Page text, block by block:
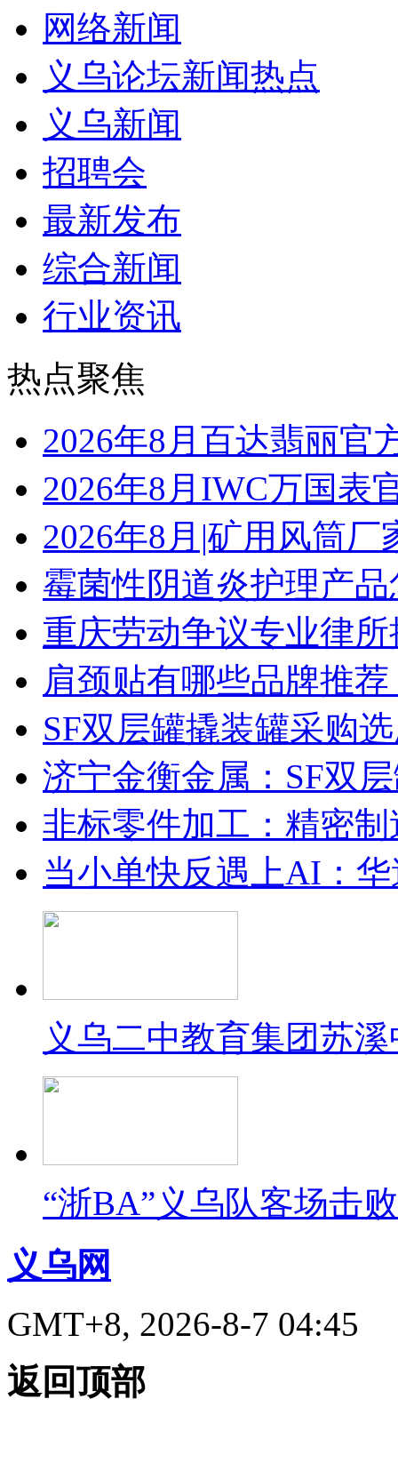
网络新闻
义乌论坛新闻热点
义乌新闻
招聘会
最新发布
综合新闻
行业资讯
热点聚焦
2026年8月百达翡丽官
2026年8月IWC万国表
2026年8月|矿用风筒厂
霉菌性阴道炎护理产
重庆劳动争议专业律
肩颈贴有哪些品牌推
SF双层罐撬装罐采购
济宁金衡金属：SF双
非标零件加工：精密
当小单快反遇上AI：
义乌二中教育集团苏
“浙BA”义乌队客场击
义乌网
GMT+8, 2026-8-7 04:45
返回顶部